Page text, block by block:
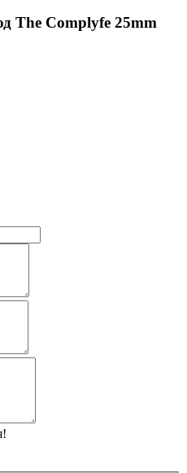
The Complyfe 25mm